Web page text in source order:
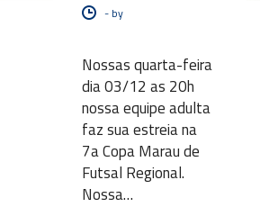
- by
Nossas quarta-feira
dia 03/12 as 20h
nossa equipe adulta
faz sua estreia na
7a Copa Marau de
Futsal Regional.
Nossa…